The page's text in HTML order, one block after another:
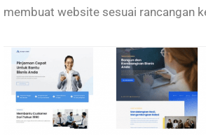
membuat website sesuai rancangan